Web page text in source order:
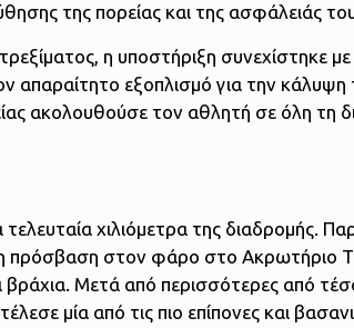
της πορείας και της ασφάλειάς
η υποστήριξη συνεχίστηκε
απαραίτητο εξοπλισμό για την
ακολουθούσε τον αθλητή σε όλη τη
τελευταία χιλιόμετρα της διαδρομής.
πρόσβαση στον φάρο στο Ακρωτήριο
Μετά από περισσότερες από
μία από τις πιο επίπονες και